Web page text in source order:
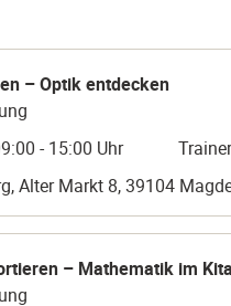
– Optik entdecken
- 15:00 Uhr
Alter Markt 8, 39104
– Mathematik im